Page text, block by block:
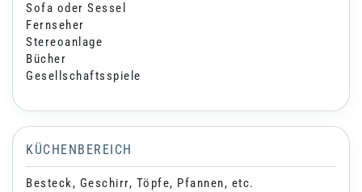
Sofa oder Sessel
Fernseher
Stereoanlage
Bücher
Gesellschaftsspiele
KÜCHENBEREICH
Besteck, Geschirr, Töpfe, Pfannen, etc.